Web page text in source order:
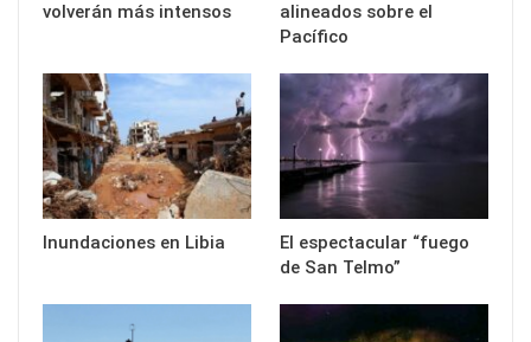
volverán más intensos
alineados sobre el
Pacífico
Inundaciones en Libia
El espectacular “fuego
de San Telmo”